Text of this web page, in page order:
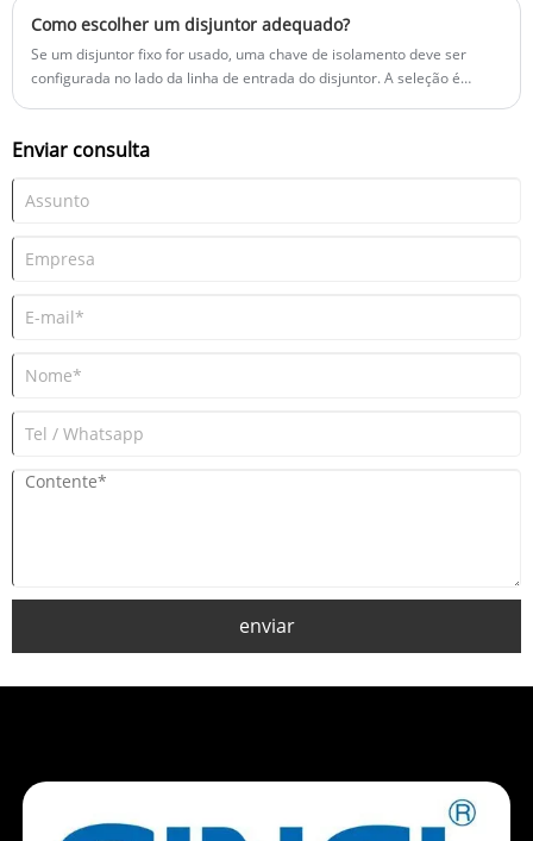
e pode causar superaquecimento.
Como escolher um disjuntor adequado?
Se um disjuntor fixo for usado, uma chave de isolamento deve ser
configurada no lado da linha de entrada do disjuntor. A seleção é
Enviar consulta
enviar